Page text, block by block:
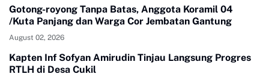
Gotong-royong Tanpa Batas, Anggota Koramil 04
/Kuta Panjang dan Warga Cor Jembatan Gantung
August 02, 2026
Kapten Inf Sofyan Amirudin Tinjau Langsung Progres
RTLH di Desa Cukil